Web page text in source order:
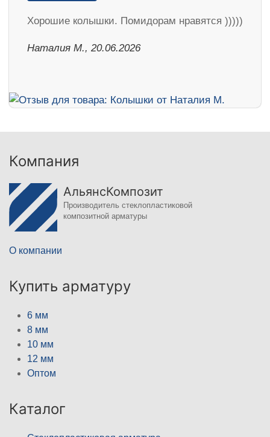
Хорошие колышки. Помидорам нравятся )))))
Наталия М., 20.06.2026
Компания
АльянсКомпозит
Производитель стеклопластиковой
композитной арматуры
О компании
Купить арматуру
6 мм
8 мм
10 мм
12 мм
Оптом
Каталог